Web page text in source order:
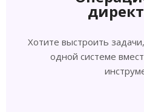
Хотите выстроить
одной системе